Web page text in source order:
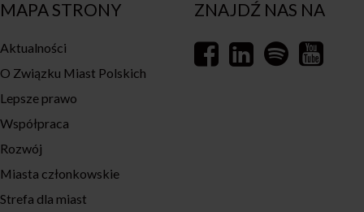
MAPA STRONY
Aktualności
O Związku Miast Polskich
Lepsze prawo
Współpraca
Rozwój
Miasta członkowskie
Strefa dla miast
ZNAJDŹ NAS NA